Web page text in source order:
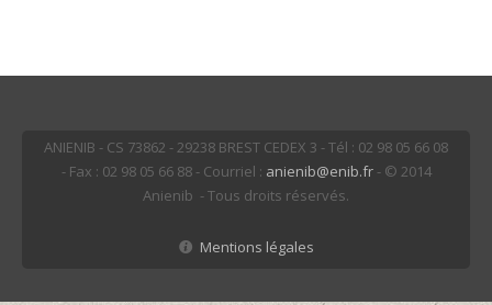
ANIENIB - CS 73862 - 29238 BREST CEDEX 3 - Tél : 02 98 05 66 08
- Fax : 02 98 05 66 88 - Courriel : anienib@enib.fr- © 2014
Anienib - Tous droits réservés.
Mentions légales